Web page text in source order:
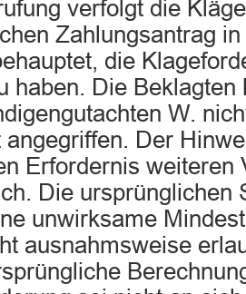
verfolgt die
Zahlungsantrag
die
haben. Die Beklagten
W.
angegriffen. Der
Erfordernis weiteren
Die ursprünglichen
unwirksame
ausnahmsweise